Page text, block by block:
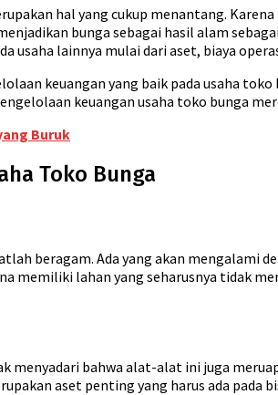
hal yang cukup menantang.
bunga sebagai hasil alam
usaha lainnya mulai dari aset, biaya
keuangan yang baik pada usaha
keuangan usaha toko bunga
Buruk
Toko Bunga
beragam. Ada yang akan mengalami
memiliki lahan yang seharusnya tidak
menyadari bahwa alat-alat ini juga
aset penting yang harus ada pada